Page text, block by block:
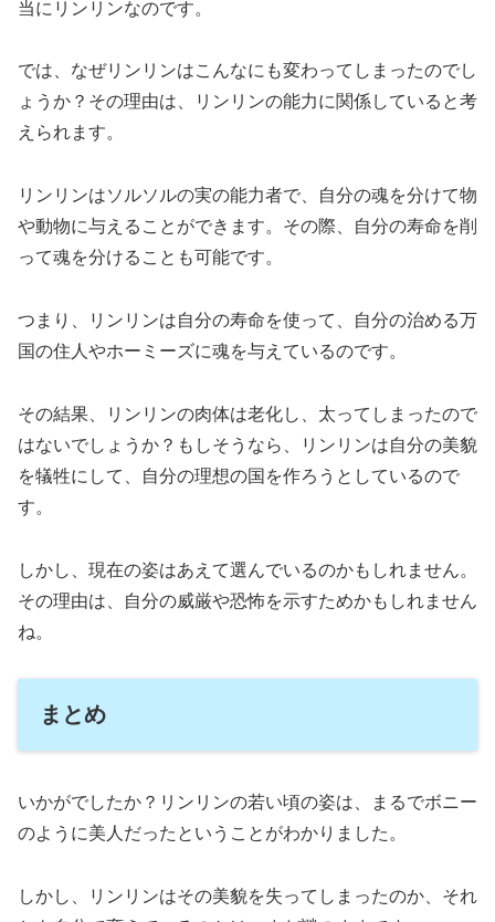
当にリンリンなのです。
では、なぜリンリンはこんなにも変わってしまったのでし
ょうか？その理由は、リンリンの能力に関係していると考
えられます。
リンリンはソルソルの実の能力者で、自分の魂を分けて物
や動物に与えることができます。その際、自分の寿命を削
って魂を分けることも可能です。
つまり、リンリンは自分の寿命を使って、自分の治める万
国の住人やホーミーズに魂を与えているのです。
その結果、リンリンの肉体は老化し、太ってしまったので
はないでしょうか？もしそうなら、リンリンは自分の美貌
を犠牲にして、自分の理想の国を作ろうとしているので
す。
しかし、現在の姿はあえて選んでいるのかもしれません。
その理由は、自分の威厳や恐怖を示すためかもしれません
ね。
まとめ
いかがでしたか？リンリンの若い頃の姿は、まるでボニー
のように美人だったということがわかりました。
しかし、リンリンはその美貌を失ってしまったのか、それ